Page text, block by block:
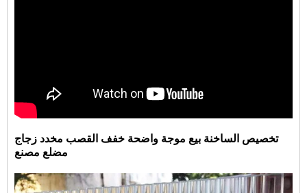
تخصيص الساخنة بيع موجة واضحة خفف القصب مخدد زجاج
مضلع مصنع